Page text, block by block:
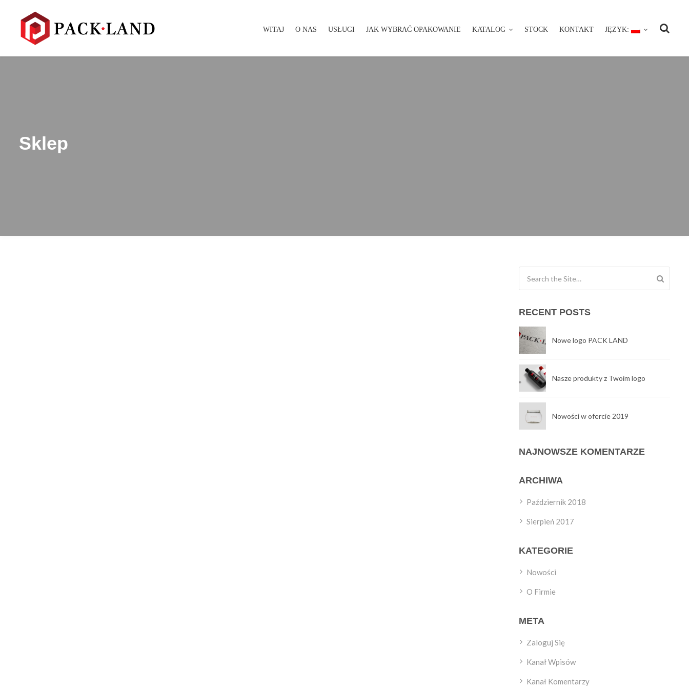
WITAJ O NAS USŁUGI JAK WYBRAĆ OPAKOWANIE KATALOG STOCK KONTAKT JĘZYK:
WITAJ O NAS USŁUGI JAK WYBRAĆ OPAKOWANIE KATALOG STOCK KONTAKT JĘZYK:
Sklep
RECENT POSTS
Nowe logo PACK LAND
Nasze produkty z Twoim logo
Nowości w ofercie 2019
NAJNOWSZE KOMENTARZE
ARCHIWA
Październik 2018
Sierpień 2017
KATEGORIE
Nowości
O Firmie
META
Zaloguj Się
Kanał Wpisów
Kanał Komentarzy